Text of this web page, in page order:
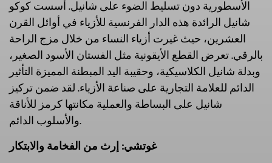
الأسطورية دون تسليط الضوء على شانيل. أسست كوكو
شانيل الرائدة هذه الدار الفرنسية للأزياء في أوائل القرن
العشرين، حيث غيرت أزياء النساء من خلال مزج الراحة
بالرقي. تعرض القطع الأيقونية مثل الفستان الأسود الصغير،
وبدلة شانيل الكلاسيكية، وحقيبة اليد المبطنة المميزة التأثير
الدائم للعلامة التجارية على صناعة الأزياء. لقد ضمن تركيز
شانيل على البساطة والعملية مكانتها كرمز للأناقة
والأسلوب الدائم.
غوتشي: إرث من الفخامة والابتكار